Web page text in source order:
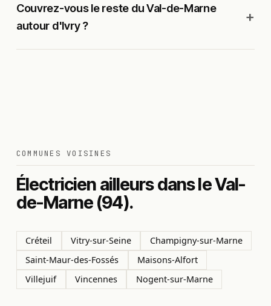
Couvrez-vous le reste du Val-de-Marne
autour d'Ivry ?
COMMUNES VOISINES
Électricien ailleurs dans le Val-
de-Marne (94).
Créteil Vitry-sur-Seine
Champigny-sur-Marne
Saint-Maur-des-Fossés
Maisons-Alfort
Villejuif
Vincennes Nogent-sur-Marne